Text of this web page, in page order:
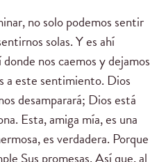
no solo podemos sentir
solas. Y es ahí
nos caemos y dejamos
a este sentimiento. Dios
desamparará; Dios está
Esta, amiga mía, es una
es verdadera. Porque